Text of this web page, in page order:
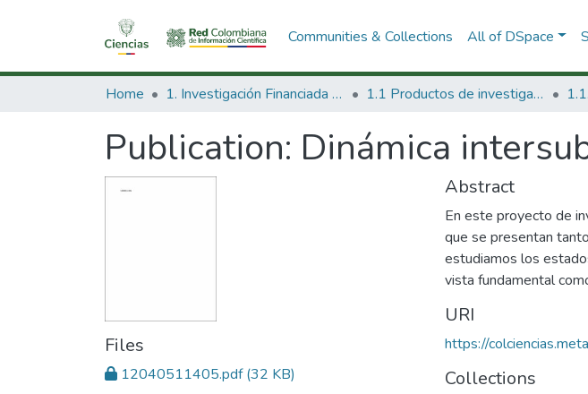
Communities & Collections All of DSpace
Home 1. Investigación Financiada con Recursos Públicos 1.1 Productos de investigación
Publication: Dinámica
Files
12040511405.pdf(32 KB)
Abstract
En este proyecto de
que se presentan
estudiamos los
vista fundamental
URI
https://
Collections